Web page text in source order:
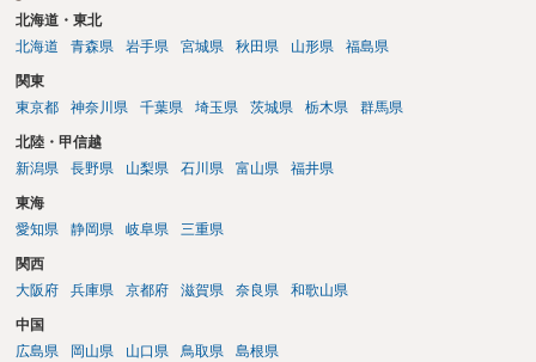
北海道・東北
北海道
青森県 岩手県 宮城県 秋田県 山形県 福島県
関東
東京都
神奈川県 千葉県 埼玉県 茨城県 栃木県 群馬県
北陸・甲信越
新潟県
長野県 山梨県 石川県 富山県 福井県
東海
愛知県
静岡県 岐阜県 三重県
関西
大阪府
兵庫県 京都府 滋賀県 奈良県 和歌山県
中国
広島県
岡山県 山口県 鳥取県 島根県